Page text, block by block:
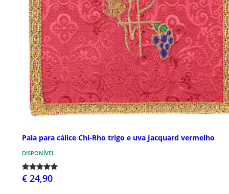
Pala para cálice Chi-Rho trigo e uva Jacquard vermelho
DISPONÍVEL
€ 24,90